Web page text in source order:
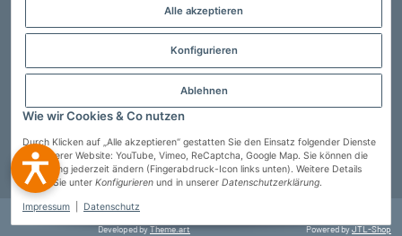
Alle akzeptieren
Konfigurieren
Ablehnen
Wie wir Cookies & Co nutzen
Durch Klicken auf „Alle akzeptieren“ gestatten Sie den Einsatz folgender Dienste
auf unserer Website: YouTube, Vimeo, ReCaptcha, Google Map. Sie können die
Einstellung jederzeit ändern (Fingerabdruck-Icon links unten). Weitere Details
finden Sie unter Konfigurieren und in unserer Datenschutzerklärung.
Impressum Datenschutz
Zahlungsarten
Vertrag widerrufen
© Heizprofi Wallner GmbH * Alle Preise inkl. gesetzlicher USt., zzgl.
Developed byTheme.art Powered byJTL-Shop